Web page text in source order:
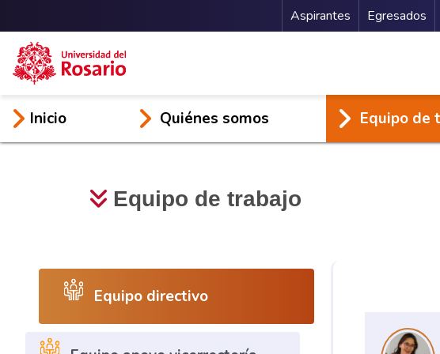
Menu
Aspirantes Egresados
Inicio Quiénes somos Equipo de
Equipo de trabajo
Equipo directivo